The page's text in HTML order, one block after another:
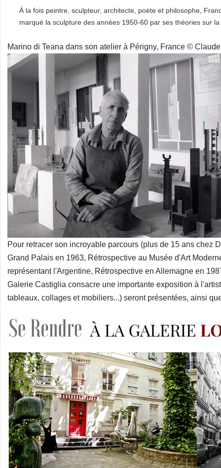
À la fois peintre, sculpteur, architecte, poète et philosophe,
marqué la sculpture des années 1950-60 par ses théories sur
Marino di Teana dans son atelier à Périgny, France ©
Pour retracer son incroyable parcours (plus de 15 ans chez
Grand Palais en 1963, Rétrospective au Musée d'Art
représentant l'Argentine, Rétrospective en Allemagne en
Galerie Castiglia consacre une importante exposition à
tableaux, collages et mobiliers...) seront présentées, ainsi